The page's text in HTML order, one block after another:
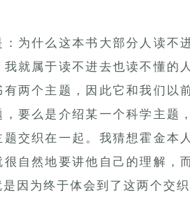
：为什么这本书大部分人读不
我就属于读不进去也读不懂的
有两个主题，因此它和我们以
，要么是介绍某一个科学主题
题交织在一起。我猜想霍金本
很自然地要讲他自己的理解，
是因为终于体会到了这两个交